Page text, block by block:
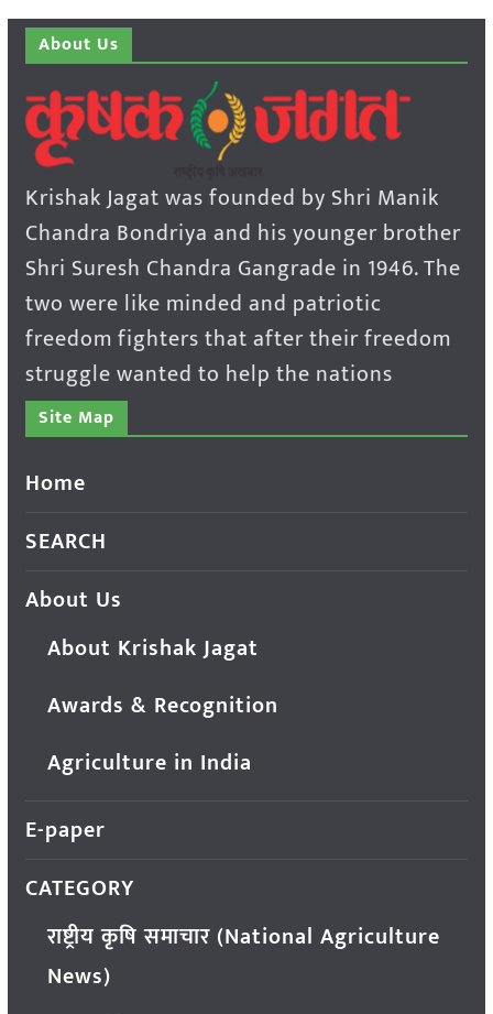
About Us
Krishak Jagat was founded by Shri Manik
Chandra Bondriya and his younger brother
Shri Suresh Chandra Gangrade in 1946. The
two were like minded and patriotic
freedom fighters that after their freedom
struggle wanted to help the nations
Site Map
Home
SEARCH
About Us
About Krishak Jagat
Awards & Recognition
Agriculture in India
E-paper
CATEGORY
राष्ट्रीय कृषि समाचार (National Agriculture
News)